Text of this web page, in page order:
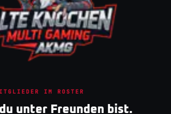
IM ROSTER
unter Freunden bist.